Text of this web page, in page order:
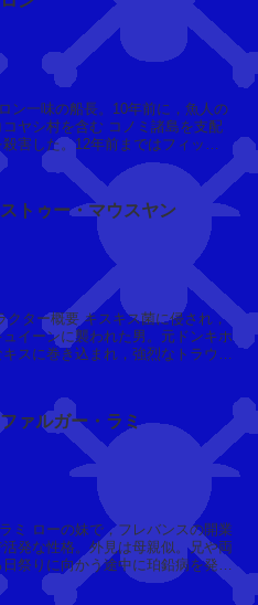
ヤシ村を含む コノミ諸島を支配
害した。12年前まではフィッシ
トゥー・マウスヤン
イーンに襲われた男。元ドンキホ
スに巻き込まれ，強烈なトラウマ
ァルガー・ラミ
開業
発な性格。外見は母親似。兄や両
祭りに向かう途中に珀鉛病を発